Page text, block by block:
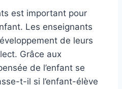
est important pour
Les enseignants
de leurs
Grâce aux
de l’enfant se
t-il si l’enfant-élève